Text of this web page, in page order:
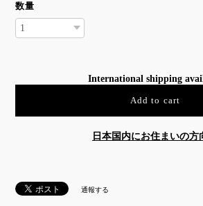
数量
International shipping
Add to cart
日本国内にお住まいの方
通報する